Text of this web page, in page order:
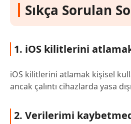
Sıkça Sorulan
1. iOS kilitlerini
iOS kilitlerini atlamak kişisel
ancak çalıntı cihazlarda yasa
2. Verilerimi